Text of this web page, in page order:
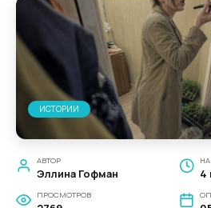
ИСТОРИИ
АВТОР
Эллина Гофман 4
ПРОСМОТРОВ